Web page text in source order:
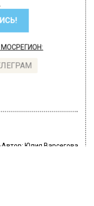
Автор: Юлия Варсегова